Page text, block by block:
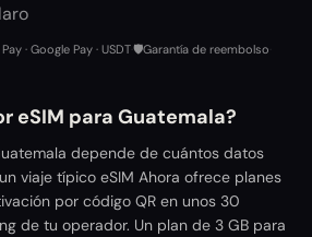
· Google Pay · USDT🛡️Garantía de reembolso
eSIM para Guatemala?
depende de cuántos datos
viaje típico eSIM Ahora ofrece planes
por código QR en unos 30
de tu operador. Un plan de 3 GB para